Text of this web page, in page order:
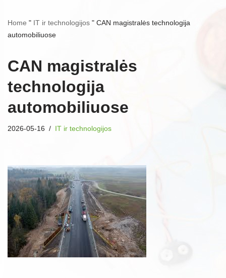
Home " IT ir technologijos " CAN magistralės technologija
automobiliuose
CAN magistralės
technologija
automobiliuose
2026-05-16 IT ir technologijos